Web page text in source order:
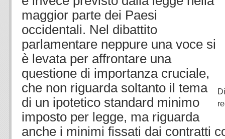
maggior parte dei Paesi
occidentali. Nel dibattito
parlamentare neppure una voce si
è levata per affrontare una
questione di importanza cruciale,
che non riguarda soltanto il tema
di un ipotetico standard minimo
imposto per legge, ma riguarda
anche i minimi fissati dai contratti